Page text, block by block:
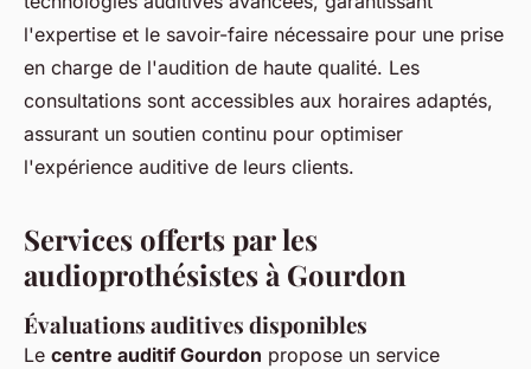
l'expertise et le savoir-faire nécessaire pour une prise
en charge de l'audition de haute qualité. Les
consultations sont accessibles aux horaires adaptés,
assurant un soutien continu pour optimiser
l'expérience auditive de leurs clients.
Services offerts par les
audioprothésistes à Gourdon
Évaluations auditives disponibles
Le centre auditif Gourdon propose un service